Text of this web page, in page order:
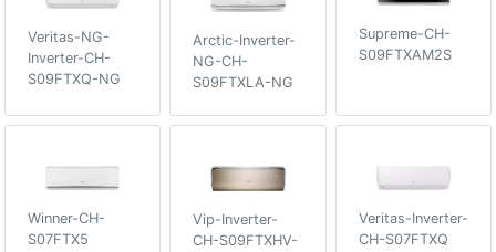
Veritas-NG-
Inverter-CH-
S09FTXQ-NG
Arctic-Inverter-
NG-CH-
S09FTXLA-NG
Supreme-CH-
S09FTXAM2S
Winner-CH-
S07FTX5
Vip-Inverter-
CH-S09FTXHV-
Veritas-Inverter-
CH-S07FTXQ